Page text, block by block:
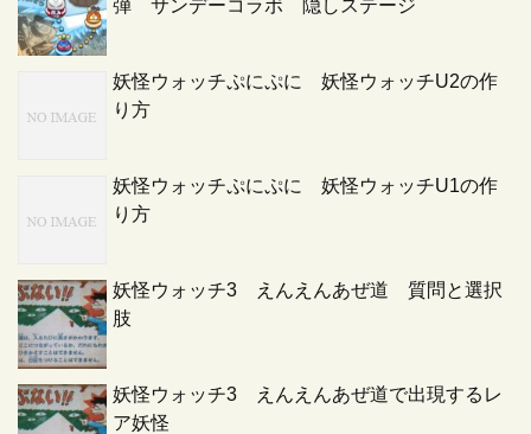
弾 サンデーコラボ 隠しステージ
妖怪ウォッチぷにぷに 妖怪ウォッチU2の作
り方
妖怪ウォッチぷにぷに 妖怪ウォッチU1の作
り方
妖怪ウォッチ3 えんえんあぜ道 質問と選択
肢
妖怪ウォッチ3 えんえんあぜ道で出現するレ
ア妖怪